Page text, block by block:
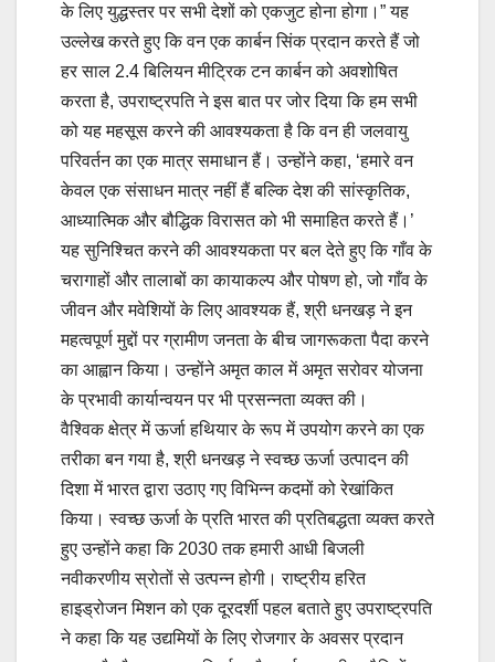
के लिए युद्धस्तर पर सभी देशों को एकजुट होना होगा।” यह
उल्लेख करते हुए कि वन एक कार्बन सिंक प्रदान करते हैं जो
हर साल 2.4 बिलियन मीट्रिक टन कार्बन को अवशोषित
करता है, उपराष्ट्रपति ने इस बात पर जोर दिया कि हम सभी
को यह महसूस करने की आवश्यकता है कि वन ही जलवायु
परिवर्तन का एक मात्र समाधान हैं। उन्होंने कहा, ‘हमारे वन
केवल एक संसाधन मात्र नहीं हैं बल्कि देश की सांस्कृतिक,
आध्यात्मिक और बौद्धिक विरासत को भी समाहित करते हैं।’
यह सुनिश्चित करने की आवश्यकता पर बल देते हुए कि गाँव के
चरागाहों और तालाबों का कायाकल्प और पोषण हो, जो गाँव के
जीवन और मवेशियों के लिए आवश्यक हैं, श्री धनखड़ ने इन
महत्वपूर्ण मुद्दों पर ग्रामीण जनता के बीच जागरूकता पैदा करने
का आह्वान किया। उन्होंने अमृत काल में अमृत सरोवर योजना
के प्रभावी कार्यान्वयन पर भी प्रसन्नता व्यक्त की।
वैश्विक क्षेत्र में ऊर्जा हथियार के रूप में उपयोग करने का एक
तरीका बन गया है, श्री धनखड़ ने स्वच्छ ऊर्जा उत्पादन की
दिशा में भारत द्वारा उठाए गए विभिन्न कदमों को रेखांकित
किया। स्वच्छ ऊर्जा के प्रति भारत की प्रतिबद्धता व्यक्त करते
हुए उन्होंने कहा कि 2030 तक हमारी आधी बिजली
नवीकरणीय स्रोतों से उत्पन्न होगी। राष्ट्रीय हरित
हाइड्रोजन मिशन को एक दूरदर्शी पहल बताते हुए उपराष्ट्रपति
ने कहा कि यह उद्यमियों के लिए रोजगार के अवसर प्रदान